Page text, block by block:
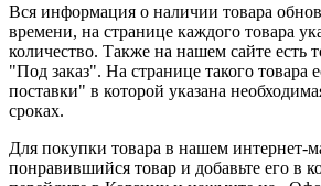
Вся информация о наличии товара
времени, на странице каждого товара
количество. Также на нашем сайте есть
"Под заказ". На странице такого товара
поставки" в которой указана
сроках.
Для покупки товара в нашем интернет-
понравившийся товар и добавьте его в